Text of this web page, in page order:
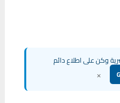
وكن على اطلاع دائم
×